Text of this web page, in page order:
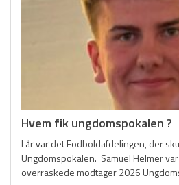
Kontakt
TPI Nyt
Hvem fik ungdomspokalen ?
I år var det Fodboldafdelingen, der
Ungdomspokalen. Samuel Helmer
overraskede modtager 2026